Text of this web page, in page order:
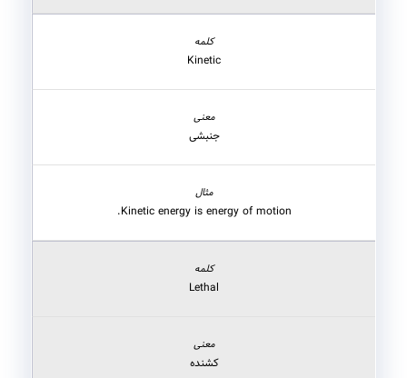
Kinetic
جنبشی
Kinetic energy is energy of motion.
Lethal
کشنده